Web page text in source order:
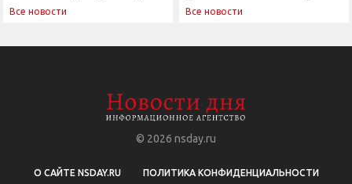
Все новости Все новости
© 2026 nsday.ru
О САЙТЕ NSDAY.RU ПОЛИТИКА КОНФИДЕНЦИАЛЬНОСТИ